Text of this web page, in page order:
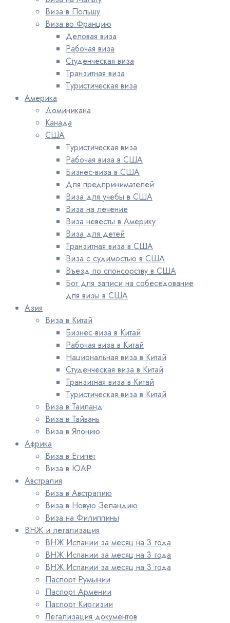
Виза в Польшу
Виза во Францию
Деловая виза
Рабочая виза
Студенческая виза
Транзитная виза
Туристическая виза
Америка
Доминикана
Канада
США
Туристическая виза
Рабочая виза в США
Бизнес-виза в США
Для предпринимателей
Виза для учебы в США
Виза на лечение
Виза невесты в Америку
Виза для детей
Транзитная виза в США
Виза с судимостью в США
Въезд по спонсорству в США
Бот для записи на собеседование
для визы в США
Азия
Виза в Китай
Бизнес-виза в Китай
Рабочая виза в Китай
Национальная виза в Китай
Студенческая виза в Китай
Транзитная виза в Китай
Туристическая виза в Китай
Виза в Таиланд
Виза в Тайвань
Виза в Японию
Африка
Виза в Египет
Виза в ЮАР
Австралия
Виза в Австралию
Виза в Новую Зеландию
Виза на Филиппины
ВНЖ и легализация
ВНЖ Испании за месяц на 3 года
ВНЖ Испании за месяц на 3 года
ВНЖ Испании за месяц на 3 года
Паспорт Румынии
Паспорт Армении
Паспорт Киргизии
Легализация документов